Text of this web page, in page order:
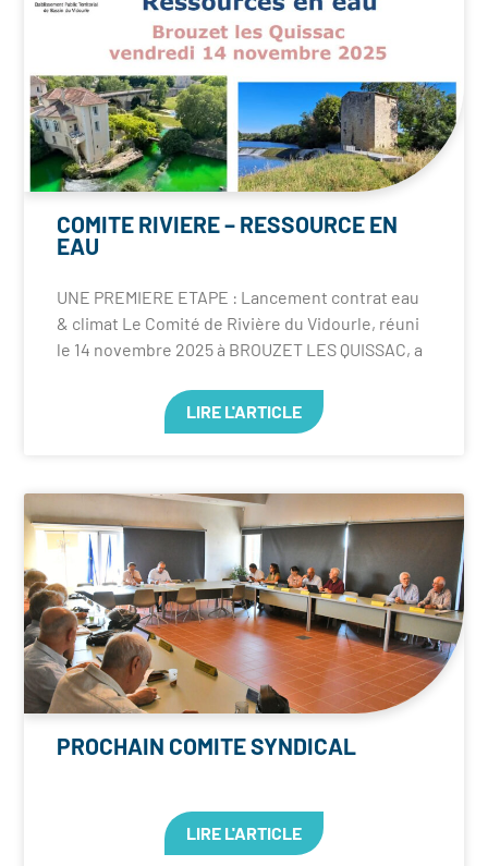
COMITE RIVIERE – RESSOURCE EN
EAU
UNE PREMIERE ETAPE : Lancement contrat eau
& climat Le Comité de Rivière du Vidourle, réuni
le 14 novembre 2025 à BROUZET LES QUISSAC, a
LIRE L'ARTICLE
PROCHAIN COMITE SYNDICAL
LIRE L'ARTICLE